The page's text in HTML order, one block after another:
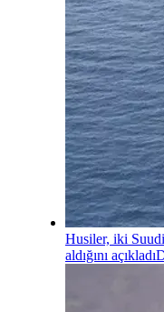
Husiler, iki
aldığını açıkladı